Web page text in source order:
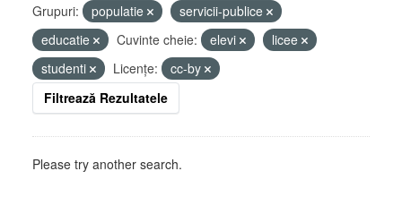
Grupuri: populatie
servicii-publice
educatie
Cuvinte cheie: elevi
licee
studenti
Licenţe:
cc-by
Filtrează Rezultatele
Please try another search.